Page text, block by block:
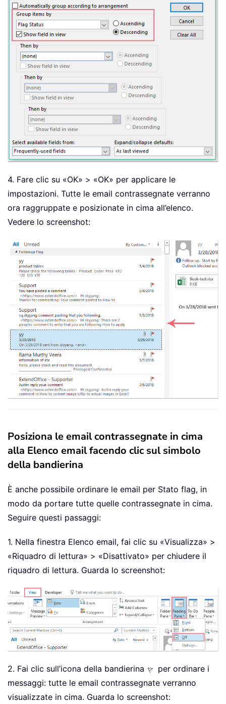
4. Fare clic su «OK» > «OK» per applicare le
impostazioni. Tutte le email contrassegnate verranno
ora raggruppate e posizionate in cima all’elenco.
Vedere lo screenshot:
Posiziona le email contrassegnate in cima
alla Elenco email facendo clic sul simbolo
della bandierina
È anche possibile ordinare le email per Stato flag, in
modo da portare tutte quelle contrassegnate in cima.
Seguire questi passaggi:
1. Nella finestra Elenco email, fai clic su «Visualizza» >
«Riquadro di lettura» > «Disattivato» per chiudere il
riquadro di lettura. Guarda lo screenshot:
2. Fai clic sull’icona della bandierina
per ordinare i
messaggi: tutte le email contrassegnate verranno
visualizzate in cima. Guarda lo screenshot: